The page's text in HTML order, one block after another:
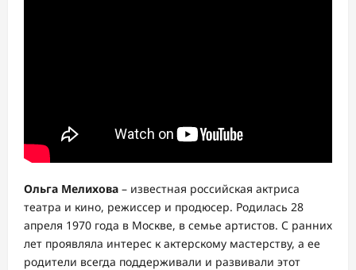
Ольга Мелихова – известная российская актриса
театра и кино, режиссер и продюсер. Родилась 28
апреля 1970 года в Москве, в семье артистов. С ранних
лет проявляла интерес к актерскому мастерству, а ее
родители всегда поддерживали и развивали этот